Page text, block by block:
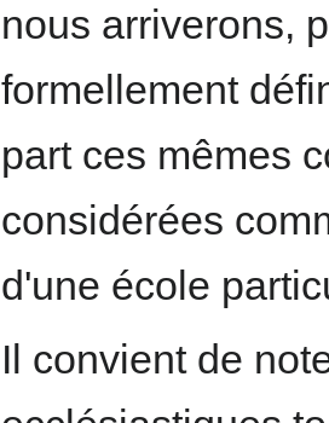
nous arriverons,
formellement
part ces mêmes
considérées
d'une école
Il convient de